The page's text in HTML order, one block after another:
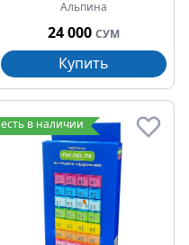
Альпина
24 000 СУМ
Купить
есть в наличии